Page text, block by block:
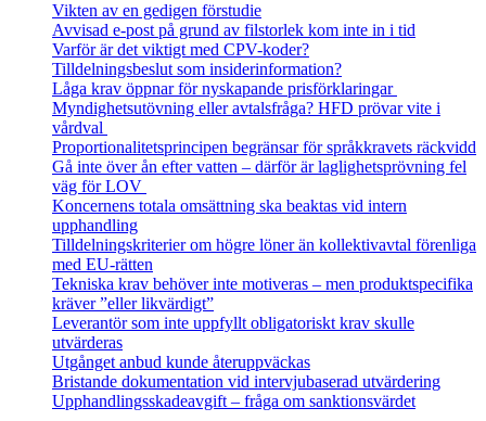
Vikten av en gedigen förstudie
Avvisad e-post på grund av filstorlek kom inte in i tid
Varför är det viktigt med CPV-koder?
Tilldelningsbeslut som insiderinformation?
Låga krav öppnar för nyskapande prisförklaringar
Myndighetsutövning eller avtalsfråga? HFD prövar vite i
vårdval
Proportionalitetsprincipen begränsar för språkkravets räckvidd
Gå inte över ån efter vatten – därför är laglighetsprövning fel
väg för LOV
Koncernens totala omsättning ska beaktas vid intern
upphandling
Tilldelningskriterier om högre löner än kollektivavtal förenliga
med EU‑rätten
Tekniska krav behöver inte motiveras – men produktspecifika
kräver ”eller likvärdigt”
Leverantör som inte uppfyllt obligatoriskt krav skulle
utvärderas
Utgånget anbud kunde återuppväckas
Bristande dokumentation vid intervjubaserad utvärdering
Upphandlingsskadeavgift – fråga om sanktionsvärdet